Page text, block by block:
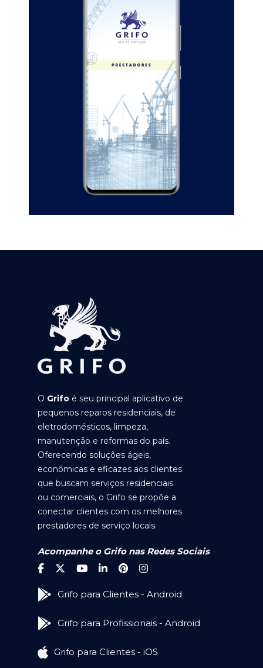
O Grifo é seu principal aplicativo de
pequenos reparos residenciais, de
eletrodomésticos, limpeza,
manutenção e reformas do país.
Oferecendo soluções ágeis,
econômicas e eficazes aos clientes
que buscam serviços residenciais
ou comerciais, o Grifo se propõe a
conectar clientes com os melhores
prestadores de serviço locais.
Acompanhe o Grifo nas Redes Sociais
Grifo para Clientes - Android
Grifo para Profissionais - Android
Grifo para Clientes - iOS